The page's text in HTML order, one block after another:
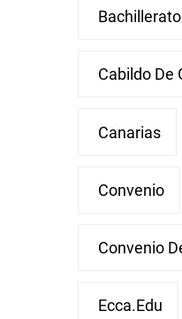
Bachillerato
Cabildo De
Canarias
Convenio
Convenio
Ecca.edu